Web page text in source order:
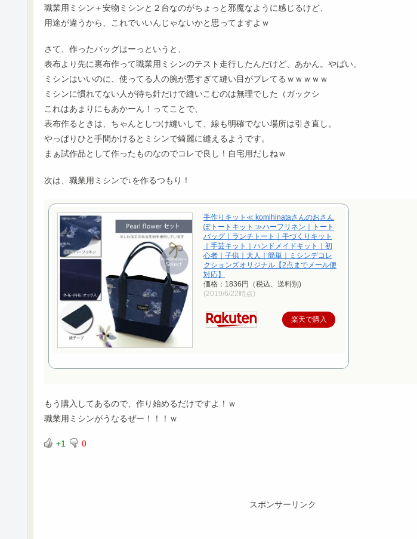
職業用ミシン＋安物ミシンと２台なのがちょっと邪魔なように感じるけど、
用途が違うから、これでいいんじゃないかと思ってますよｗ
さて、作ったバッグはーっというと、
表布より先に裏布作って職業用ミシンのテスト走行したんだけど、あかん。やばい。
ミシンはいいのに、使ってる人の腕が悪すぎて縫い目がブレてるｗｗｗｗｗ
ミシンに慣れてない人が待ち針だけで縫いこむのは無理でした（ガックシ
これはあまりにもあかーん！ってことで、
表布作るときは、ちゃんとしつけ縫いして、線も明確でない場所は引き直し。
やっぱりひと手間かけるとミシンで綺麗に縫えるようです。
まぁ試作品として作ったものなのでコレで良し！自宅用だしねｗ
次は、職業用ミシンで↓を作るつもり！
手作りキット≪ komihinataさんのおさん
ぽトートキット ≫ハーフリネン｜トート
バッグ｜ランチトート｜手づくりキット
｜手芸キット｜ハンドメイドキット｜初
心者｜子供｜大人｜簡単｜ミシンデコレ
クションズオリジナル【2点までメール便
対応】
価格：1836円（税込、送料別)
(2019/6/22時点)
楽天で購入
もう購入してあるので、作り始めるだけですよ！ｗ
職業用ミシンがうなるぜー！！！ｗ
+1 0
スポンサーリンク